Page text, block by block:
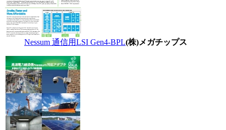
Nessum 通信用LSI Gen4-BPL(株)メガチップス